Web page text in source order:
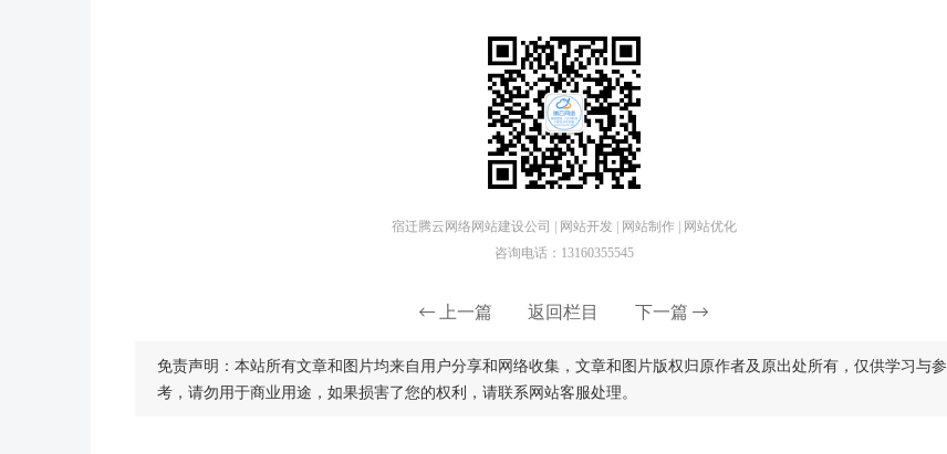
宿迁腾云网络网站建设公司 | 网站开发 | 网站制作 | 网站优化
咨询电话：13160355545
上一篇 返回栏目 下一篇
免责声明：本站所有文章和图片均来自用户分享和网络收集，文章和图片版权归原作者及原出处所有，仅供学习与参
考，请勿用于商业用途，如果损害了您的权利，请联系网站客服处理。